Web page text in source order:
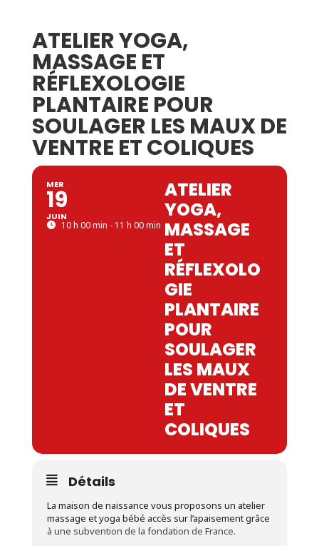
ATELIER YOGA,
MASSAGE ET
RÉFLEXOLOGIE
PLANTAIRE POUR
SOULAGER LES MAUX DE
VENTRE ET COLIQUES
MER
19
JUIN
10 h 00 min - 11 h 00 min
ATELIER
YOGA,
MASSAGE
ET
RÉFLEXOLO
GIE
PLANTAIRE
POUR
SOULAGER
LES MAUX
DE VENTRE
ET
COLIQUES
Détails
La maison de naissance vous proposons un atelier
massage et yoga bébé accès sur l’apaisement grâce
à une subvention de la fondation de France.